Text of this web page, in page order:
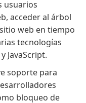
usuarios
acceder al árbol
web en tiempo
tecnologías
JavaScript.
soporte para
bloqueo de